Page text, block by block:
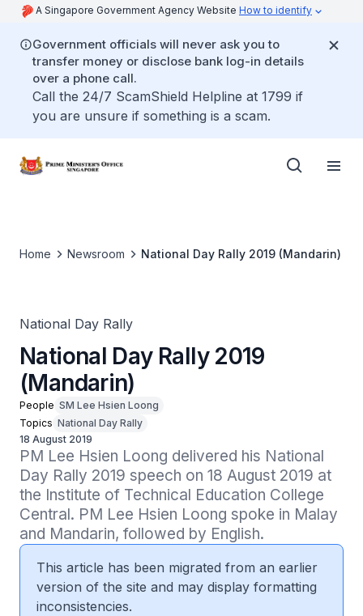
A Singapore Government Agency Website How to identify
Government officials will never ask you to
transfer money or disclose bank log-in details
over a phone call.
Call the 24/7 ScamShield Helpline at 1799 if
you are unsure if something is a scam.
Home Newsroom National Day Rally 2019 (Mandarin)
National Day Rally
National Day Rally 2019
(Mandarin)
People SM Lee Hsien Loong
Topics National Day Rally
18 August 2019
PM Lee Hsien Loong delivered his National
Day Rally 2019 speech on 18 August 2019 at
the Institute of Technical Education College
Central. PM Lee Hsien Loong spoke in Malay
and Mandarin, followed by English.
This article has been migrated from an earlier
version of the site and may display formatting
inconsistencies.